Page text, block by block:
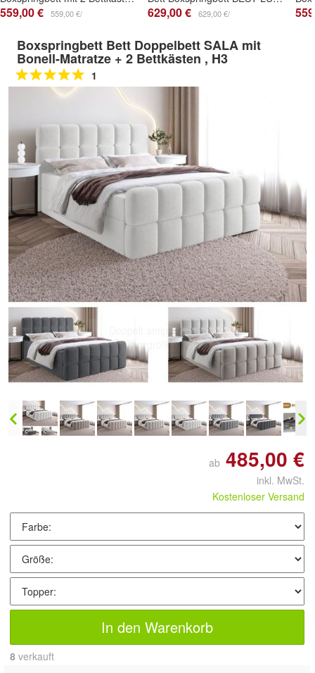
559,00 € 559,00 €/ 629,00 € 629,00 €/
Boxspringbett Bett Doppelbett SALA mit
Bonell-Matratze + 2 Bettkästen , H3
1
Doppelt antippen zum
vergrößern
ab 485,00 €
inkl. MwSt.
Kostenloser Versand
In den Warenkorb
8 verkauft